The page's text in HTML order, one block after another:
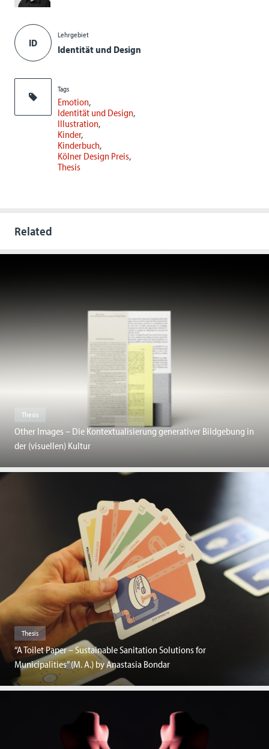
ID
Lehrgebiet
Identität und Design
Tags
Emotion
Identität und Design
Illustration
Kinder
Kinderbuch
Kölner Design Preis
Thesis
Related
Thesis
Other Images – Die Kontextualisierung generativer Bildgebung in
der (visuellen) Kultur
Thesis
“A Toilet Paper – Sustainable Sanitation Solutions for
Municipalities” (M. A.) by Anastasia Bondar